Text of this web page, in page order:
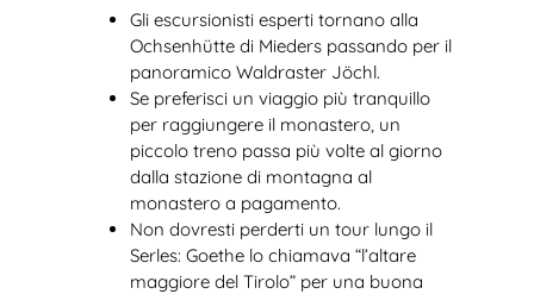
Gli escursionisti esperti tornano alla
Ochsenhütte di Mieders passando per il
panoramico Waldraster Jöchl.
Se preferisci un viaggio più tranquillo
per raggiungere il monastero, un
piccolo treno passa più volte al giorno
dalla stazione di montagna al
monastero a pagamento.
Non dovresti perderti un tour lungo il
Serles: Goethe lo chiamava “l’altare
maggiore del Tirolo” per una buona